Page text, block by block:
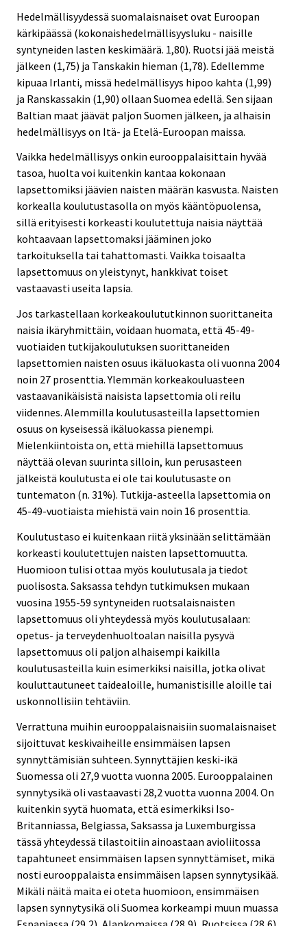
Hedelmällisyydessä suomalaisnaiset ovat Euroopan
kärkipäässä (kokonaishedelmällisyysluku - naisille
syntyneiden lasten keskimäärä. 1,80). Ruotsi jää meistä
jälkeen (1,75) ja Tanskakin hieman (1,78). Edellemme
kipuaa Irlanti, missä hedelmällisyys hipoo kahta (1,99)
ja Ranskassakin (1,90) ollaan Suomea edellä. Sen sijaan
Baltian maat jäävät paljon Suomen jälkeen, ja alhaisin
hedelmällisyys on Itä- ja Etelä-Euroopan maissa.
Vaikka hedelmällisyys onkin eurooppalaisittain hyvää
tasoa, huolta voi kuitenkin kantaa kokonaan
lapsettomiksi jäävien naisten määrän kasvusta. Naisten
korkealla koulutustasolla on myös kääntöpuolensa,
sillä erityisesti korkeasti koulutettuja naisia näyttää
kohtaavaan lapsettomaksi jääminen joko
tarkoituksella tai tahattomasti. Vaikka toisaalta
lapsettomuus on yleistynyt, hankkivat toiset
vastaavasti useita lapsia.
Jos tarkastellaan korkeakoulututkinnon suorittaneita
naisia ikäryhmittäin, voidaan huomata, että 45-49-
vuotiaiden tutkijakoulutuksen suorittaneiden
lapsettomien naisten osuus ikäluokasta oli vuonna 2004
noin 27 prosenttia. Ylemmän korkeakouluasteen
vastaavanikäisistä naisista lapsettomia oli reilu
viidennes. Alemmilla koulutusasteilla lapsettomien
osuus on kyseisessä ikäluokassa pienempi.
Mielenkiintoista on, että miehillä lapsettomuus
näyttää olevan suurinta silloin, kun perusasteen
jälkeistä koulutusta ei ole tai koulutusaste on
tuntematon (n. 31%). Tutkija-asteella lapsettomia on
45-49-vuotiaista miehistä vain noin 16 prosenttia.
Koulutustaso ei kuitenkaan riitä yksinään selittämään
korkeasti koulutettujen naisten lapsettomuutta.
Huomioon tulisi ottaa myös koulutusala ja tiedot
puolisosta. Saksassa tehdyn tutkimuksen mukaan
vuosina 1955-59 syntyneiden ruotsalaisnaisten
lapsettomuus oli yhteydessä myös koulutusalaan:
opetus- ja terveydenhuoltoalan naisilla pysyvä
lapsettomuus oli paljon alhaisempi kaikilla
koulutusasteilla kuin esimerkiksi naisilla, jotka olivat
kouluttautuneet taidealoille, humanistisille aloille tai
uskonnollisiin tehtäviin.
Verrattuna muihin eurooppalaisnaisiin suomalaisnaiset
sijoittuvat keskivaiheille ensimmäisen lapsen
synnyttämisiän suhteen. Synnyttäjien keski-ikä
Suomessa oli 27,9 vuotta vuonna 2005. Eurooppalainen
synnytysikä oli vastaavasti 28,2 vuotta vuonna 2004. On
kuitenkin syytä huomata, että esimerkiksi Iso-
Britanniassa, Belgiassa, Saksassa ja Luxemburgissa
tässä yhteydessä tilastoitiin ainoastaan avioliitossa
tapahtuneet ensimmäisen lapsen synnyttämiset, mikä
nosti eurooppalaista ensimmäisen lapsen synnytysikää.
Mikäli näitä maita ei oteta huomioon, ensimmäisen
lapsen synnytysikä oli Suomea korkeampi muun muassa